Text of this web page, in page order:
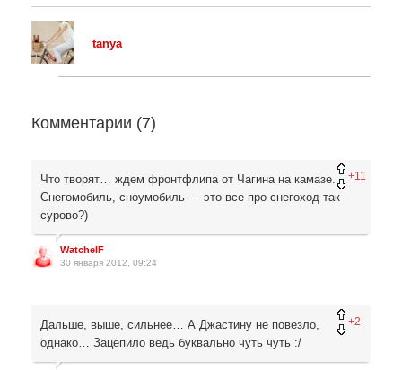
tanya
Комментарии (7)
+11
Что творят… ждем фронтфлипа от Чагина на камазе.
Снегомобиль, сноумобиль — это все про снегоход так
сурово?)
WatcheIF
30 января 2012, 09:24
+2
Дальше, выше, сильнее… А Джастину не повезло,
однако… Зацепило ведь буквально чуть чуть :/